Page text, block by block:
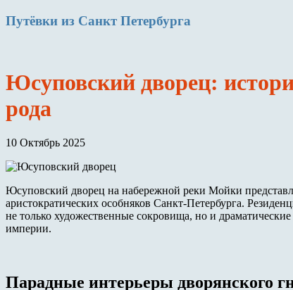
Путёвки из Санкт Петербурга
Юсуповский дворец:
рода
10 Октябрь 2025
Юсуповский дворец на набережной реки Мойки
аристократических особняков Санкт-Петербурга.
не только художественные сокровища, но и
империи.
Парадные интерьеры дворянского